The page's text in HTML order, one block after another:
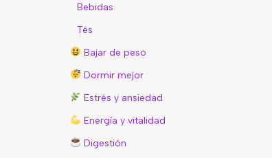
Bebidas
Tés
Bajar de peso
Dormir mejor
Estrés y ansiedad
Energîa y vitalidad
Digestión